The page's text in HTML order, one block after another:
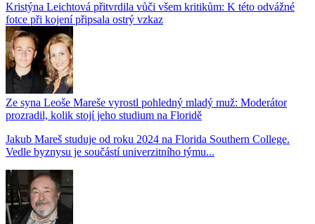
Kristýna Leichtová přitvrdila vůči všem kritikům: K této odvážné
fotce při kojení připsala ostrý vzkaz
Ze syna Leoše Mareše vyrostl pohledný mladý muž: Moderátor
prozradil, kolik stojí jeho studium na Floridě
Jakub Mareš studuje od roku 2024 na Florida Southern College.
Vedle byznysu je součástí univerzitního týmu...